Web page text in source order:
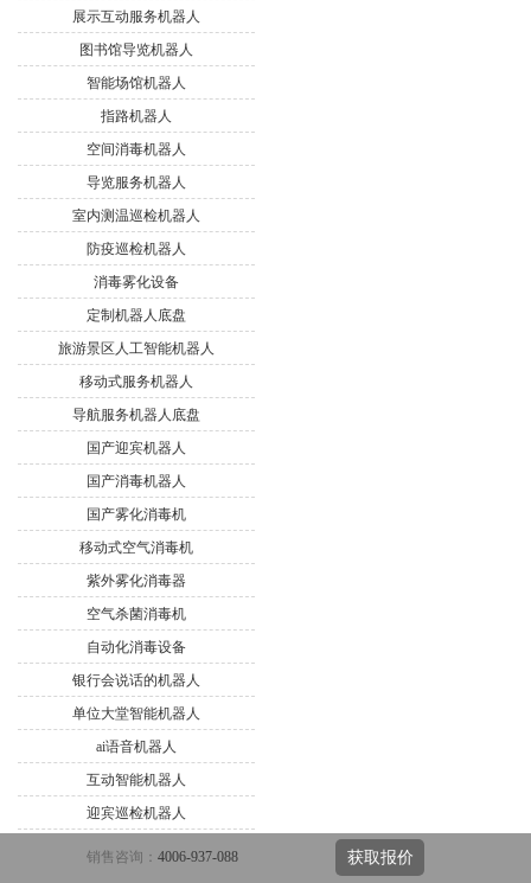
展示互动服务机器人
图书馆导览机器人
智能场馆机器人
指路机器人
空间消毒机器人
导览服务机器人
室内测温巡检机器人
防疫巡检机器人
消毒雾化设备
定制机器人底盘
旅游景区人工智能机器人
移动式服务机器人
导航服务机器人底盘
国产迎宾机器人
国产消毒机器人
国产雾化消毒机
移动式空气消毒机
紫外雾化消毒器
空气杀菌消毒机
自动化消毒设备
银行会说话的机器人
单位大堂智能机器人
ai语音机器人
互动智能机器人
迎宾巡检机器人
迎宾广告机器人
销售咨询： 4006-937-088 获取报价